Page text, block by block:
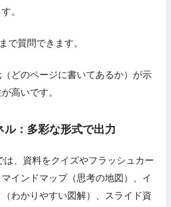
。
で質問できます。
どのページに書いてあるか）が示
高いです。
ル：多彩な形式で出力
は、資料をクイズやフラッシュカー
インドマップ（思考の地図）、イ
わかりやすい図解）、スライド資